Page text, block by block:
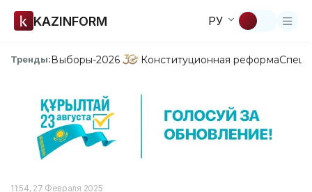
KAZINFORM РУ
Тренды:Выборы-2026 Конституционная реформа
11:54, 27 Февраля 2025